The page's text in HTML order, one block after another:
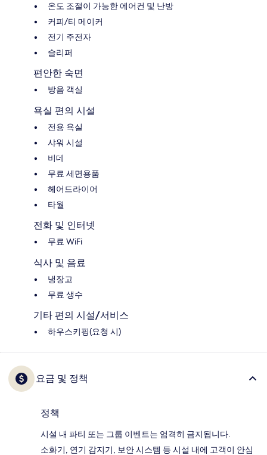
온도 조절이 가능한 에어컨 및 난방
커피/티 메이커
전기 주전자
슬리퍼
편안한 숙면
방음 객실
욕실 편의 시설
전용 욕실
샤워 시설
비데
무료 세면용품
헤어드라이어
타월
전화 및 인터넷
무료 WiFi
식사 및 음료
냉장고
무료 생수
기타 편의 시설/서비스
하우스키핑(요청 시)
요금 및 정책
정책
시설 내 파티 또는 그룹 이벤트는 엄격히 금지됩니다.
소화기, 연기 감지기, 보안 시스템 등 시설 내에 고객이 안심